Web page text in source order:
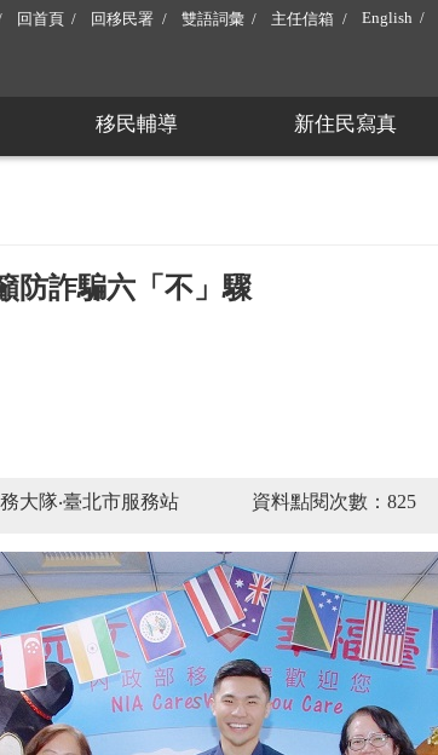
回首頁 回移民署 雙語詞彙 主任信箱 English
移民輔導 新住民寫真
防詐騙六「不」驟
大隊‧臺北市服務站 資料點閱次數：825